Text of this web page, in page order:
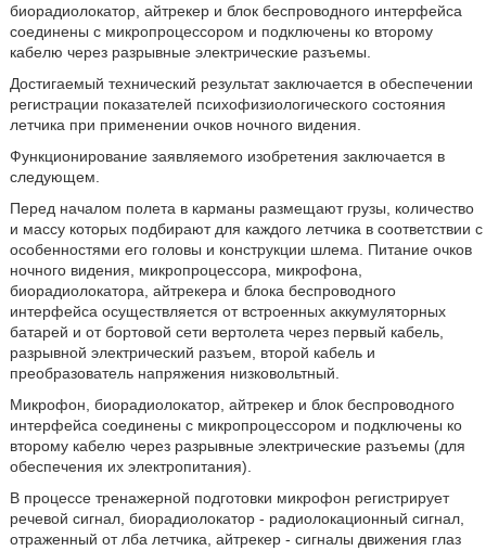
биорадиолокатор, айтрекер и блок беспроводного интерфейса
соединены с микропроцессором и подключены ко второму
кабелю через разрывные электрические разъемы.
Достигаемый технический результат заключается в обеспечении
регистрации показателей психофизиологического состояния
летчика при применении очков ночного видения.
Функционирование заявляемого изобретения заключается в
следующем.
Перед началом полета в карманы размещают грузы, количество
и массу которых подбирают для каждого летчика в соответствии с
особенностями его головы и конструкции шлема. Питание очков
ночного видения, микропроцессора, микрофона,
биорадиолокатора, айтрекера и блока беспроводного
интерфейса осуществляется от встроенных аккумуляторных
батарей и от бортовой сети вертолета через первый кабель,
разрывной электрический разъем, второй кабель и
преобразователь напряжения низковольтный.
Микрофон, биорадиолокатор, айтрекер и блок беспроводного
интерфейса соединены с микропроцессором и подключены ко
второму кабелю через разрывные электрические разъемы (для
обеспечения их электропитания).
В процессе тренажерной подготовки микрофон регистрирует
речевой сигнал, биорадиолокатор - радиолокационный сигнал,
отраженный от лба летчика, айтрекер - сигналы движения глаз